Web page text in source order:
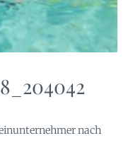
nach